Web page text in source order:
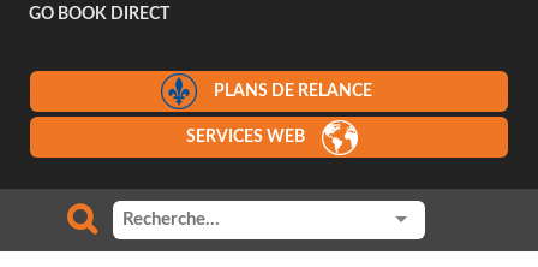
GO BOOK DIRECT
PLANS DE RELANCE
SERVICES WEB